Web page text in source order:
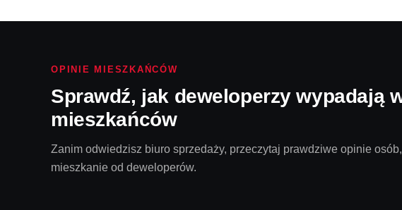
OPINIE MIESZKAŃCÓW
Sprawdź, jak deweloperzy wypadają
mieszkańców
Zanim odwiedzisz biuro sprzedaży, przeczytaj prawdziwe opinie
mieszkanie od deweloperów.